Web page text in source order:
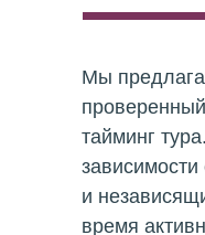
Мы
тайминг
и
время